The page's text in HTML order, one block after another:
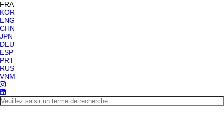
FRA
KOR
ENG
CHN
JPN
DEU
ESP
PRT
RUS
VNM